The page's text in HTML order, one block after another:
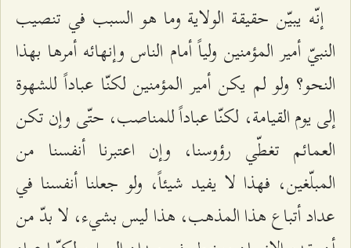
إنّه يبيّن حقيقة الولاية وما هو السبب في تنصيب
النبيّ أمير المؤمنين ولياً أمام الناس وإنهائه أمرها بهذا
النحو؟ ولو لم يكن أمير المؤمنين لكنّا عباداً للشهوة
إلى يوم القيامة، لكنّا عباداً للمناصب، حتّى وإن تكن
العمائم تغطّي رؤوسنا، وإن اعتبرنا أنفسنا من
المبلّغين، فهذا لا يفيد شيئاً، ولو جعلنا أنفسنا في
عداد أتباع هذا المذهب، هذا ليس بشيء، لا بدّ من